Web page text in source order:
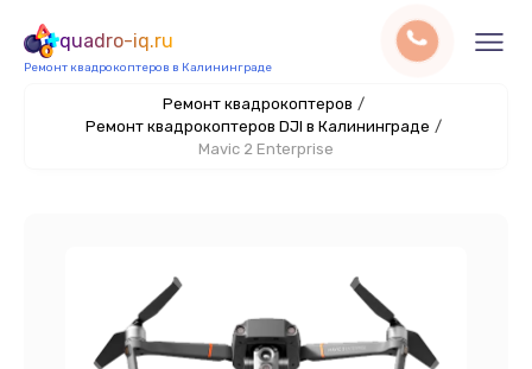
quadro-iq.ru
Ремонт квадрокоптеров в Калининграде
Ремонт квадрокоптеров /
Ремонт квадрокоптеров DJI в Калининграде /
Mavic 2 Enterprise